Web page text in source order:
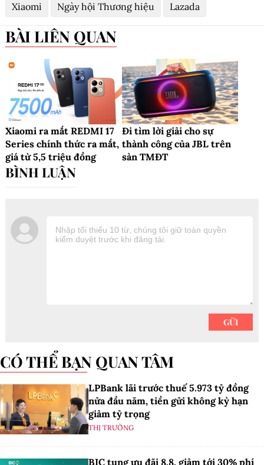
Xiaomi Ngày hội Thương hiệu Lazada
BÀI LIÊN QUAN
Xiaomi ra mắt REDMI 17
Series chính thức ra mắt,
giá từ 5,5 triệu đồng
Đi tìm lời giải cho sự
thành công của JBL trên
sàn TMĐT
CÓ THỂ BẠN QUAN TÂM
LPBank lãi trước thuế 5.973 tỷ đồng
nửa đầu năm, tiền gửi không kỳ hạn
giảm tỷ trọng
THỊ TRƯỜNG
BIC tung ưu đãi 8.8, giảm tới 30% phí